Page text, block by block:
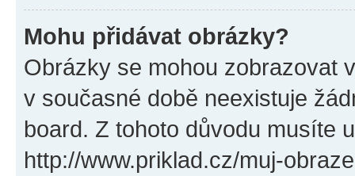
Mohu přidávat obrázky?
Obrázky se mohou zobrazovat
v současné době neexistuje
board. Z tohoto důvodu musíte
http://www.priklad.cz/muj-